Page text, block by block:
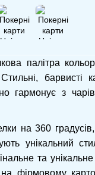
палітра
барвисті
гармонує з
на 360
унікальний
та
фірмовому